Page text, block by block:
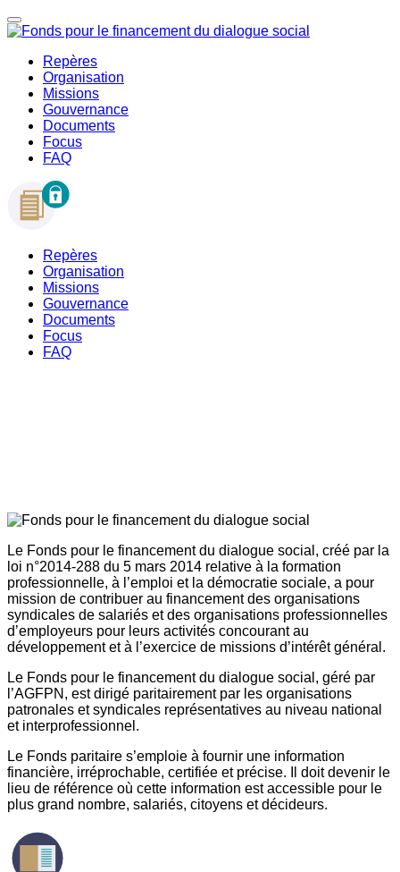
Repères
Organisation
Missions
Gouvernance
Documents
Focus
FAQ
Repères
Organisation
Missions
Gouvernance
Documents
Focus
FAQ
Le Fonds pour le financement du dialogue social, créé par la
loi n°2014-288 du 5 mars 2014 relative à la formation
professionnelle, à l’emploi et la démocratie sociale, a pour
mission de contribuer au financement des organisations
syndicales de salariés et des organisations professionnelles
d’employeurs pour leurs activités concourant au
développement et à l’exercice de missions d’intérêt général.
Le Fonds pour le financement du dialogue social, géré par
l’AGFPN, est dirigé paritairement par les organisations
patronales et syndicales représentatives au niveau national
et interprofessionnel.
Le Fonds paritaire s’emploie à fournir une information
financière, irréprochable, certifiée et précise. Il doit devenir le
lieu de référence où cette information est accessible pour le
plus grand nombre, salariés, citoyens et décideurs.